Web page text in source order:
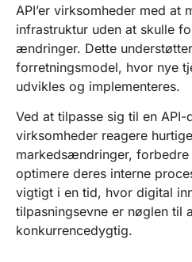
API’er virksomheder med at
infrastruktur uden at skulle
ændringer. Dette
forretningsmodel, hvor nye
udvikles og implementeres.
Ved at tilpasse sig til en
virksomheder reagere
markedsændringer,
optimere deres interne
vigtigt i en tid, hvor digital
tilpasningsevne er nøglen til
konkurrencedygtig.